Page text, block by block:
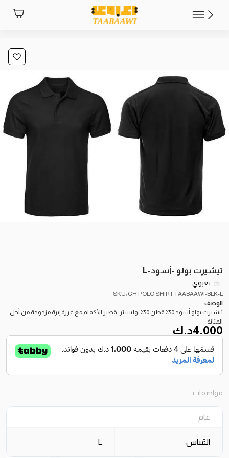
تيشيرت بولو -أسود-L
تعبوي
SKU: CH POLO SHIRT TAABAAWI-BLK-L
الوصف
تيشيرت بولو أسود 50٪ قطن 50٪ بوليستر ،قصير الأكمام مع غرزة إبرة مزدوجة من أجل
المتانة
4.000د.ك
مواصفات
عام
القياس L